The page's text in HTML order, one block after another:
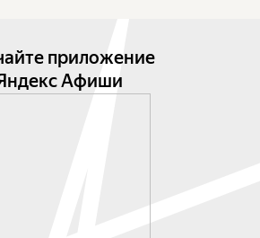
приложение
Афиши